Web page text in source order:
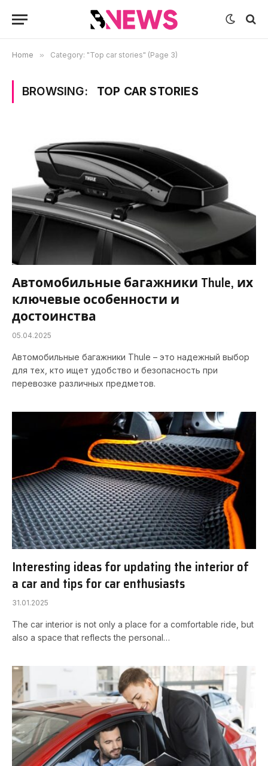
Home » Category: "Top car stories" (Page 3)
BROWSING: TOP CAR STORIES
Автомобильные багажники Thule, их
ключевые особенности и
достоинства
05.04.2025
Автомобильные багажники Thule – это надежный выбор
для тех, кто ищет удобство и безопасность при
перевозке различных предметов.
Interesting ideas for updating the interior of
a car and tips for car enthusiasts
31.01.2025
The car interior is not only a place for a comfortable ride, but
also a space that reflects the personal…